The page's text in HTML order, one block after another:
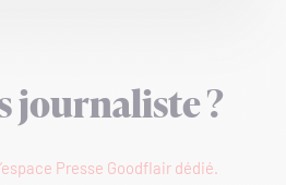
journaliste ?
Presse Goodflair dédié.